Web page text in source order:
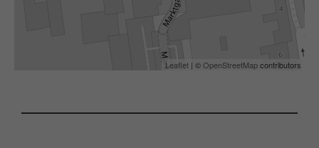
Leaflet | ©OpenStreetMapcontributors